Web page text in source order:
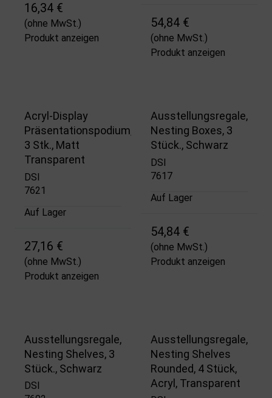
16,34 €
(ohne MwSt.)
Produkt anzeigen
54,84 €
(ohne MwSt.)
Produkt anzeigen
Acryl-Display
Präsentationspodium,
3 Stk., Matt
Transparent
DSI
7621
Auf Lager
27,16 €
(ohne MwSt.)
Produkt anzeigen
Ausstellungsregale,
Nesting Boxes, 3
Stück., Schwarz
DSI
7617
Auf Lager
54,84 €
(ohne MwSt.)
Produkt anzeigen
Ausstellungsregale,
Nesting Shelves, 3
Stück., Schwarz
DSI
Ausstellungsregale,
Nesting Shelves
Rounded, 4 Stück,
Acryl, Transparent